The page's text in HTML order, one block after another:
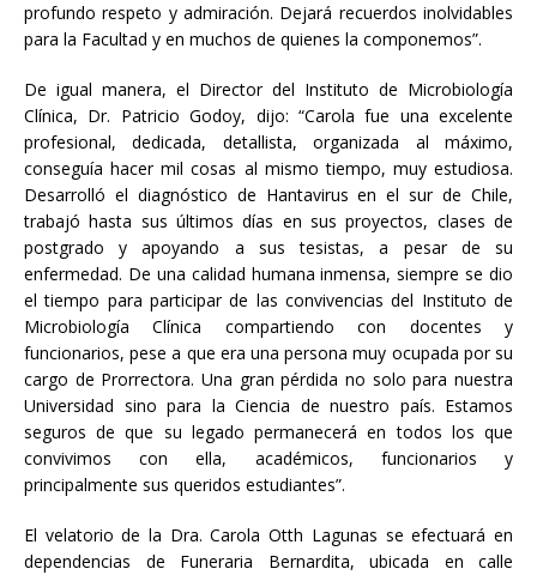
profundo respeto y admiración. Dejará recuerdos inolvidables
para la Facultad y en muchos de quienes la componemos”.
De igual manera, el Director del Instituto de Microbiología
Clínica, Dr. Patricio Godoy, dijo: “Carola fue una excelente
profesional, dedicada, detallista, organizada al máximo,
conseguía hacer mil cosas al mismo tiempo, muy estudiosa.
Desarrolló el diagnóstico de Hantavirus en el sur de Chile,
trabajó hasta sus últimos días en sus proyectos, clases de
postgrado y apoyando a sus tesistas, a pesar de su
enfermedad. De una calidad humana inmensa, siempre se dio
el tiempo para participar de las convivencias del Instituto de
Microbiología Clínica compartiendo con docentes y
funcionarios, pese a que era una persona muy ocupada por su
cargo de Prorrectora. Una gran pérdida no solo para nuestra
Universidad sino para la Ciencia de nuestro país. Estamos
seguros de que su legado permanecerá en todos los que
convivimos con ella, académicos, funcionarios y
principalmente sus queridos estudiantes”.
El velatorio de la Dra. Carola Otth Lagunas se efectuará en
dependencias de Funeraria Bernardita, ubicada en calle